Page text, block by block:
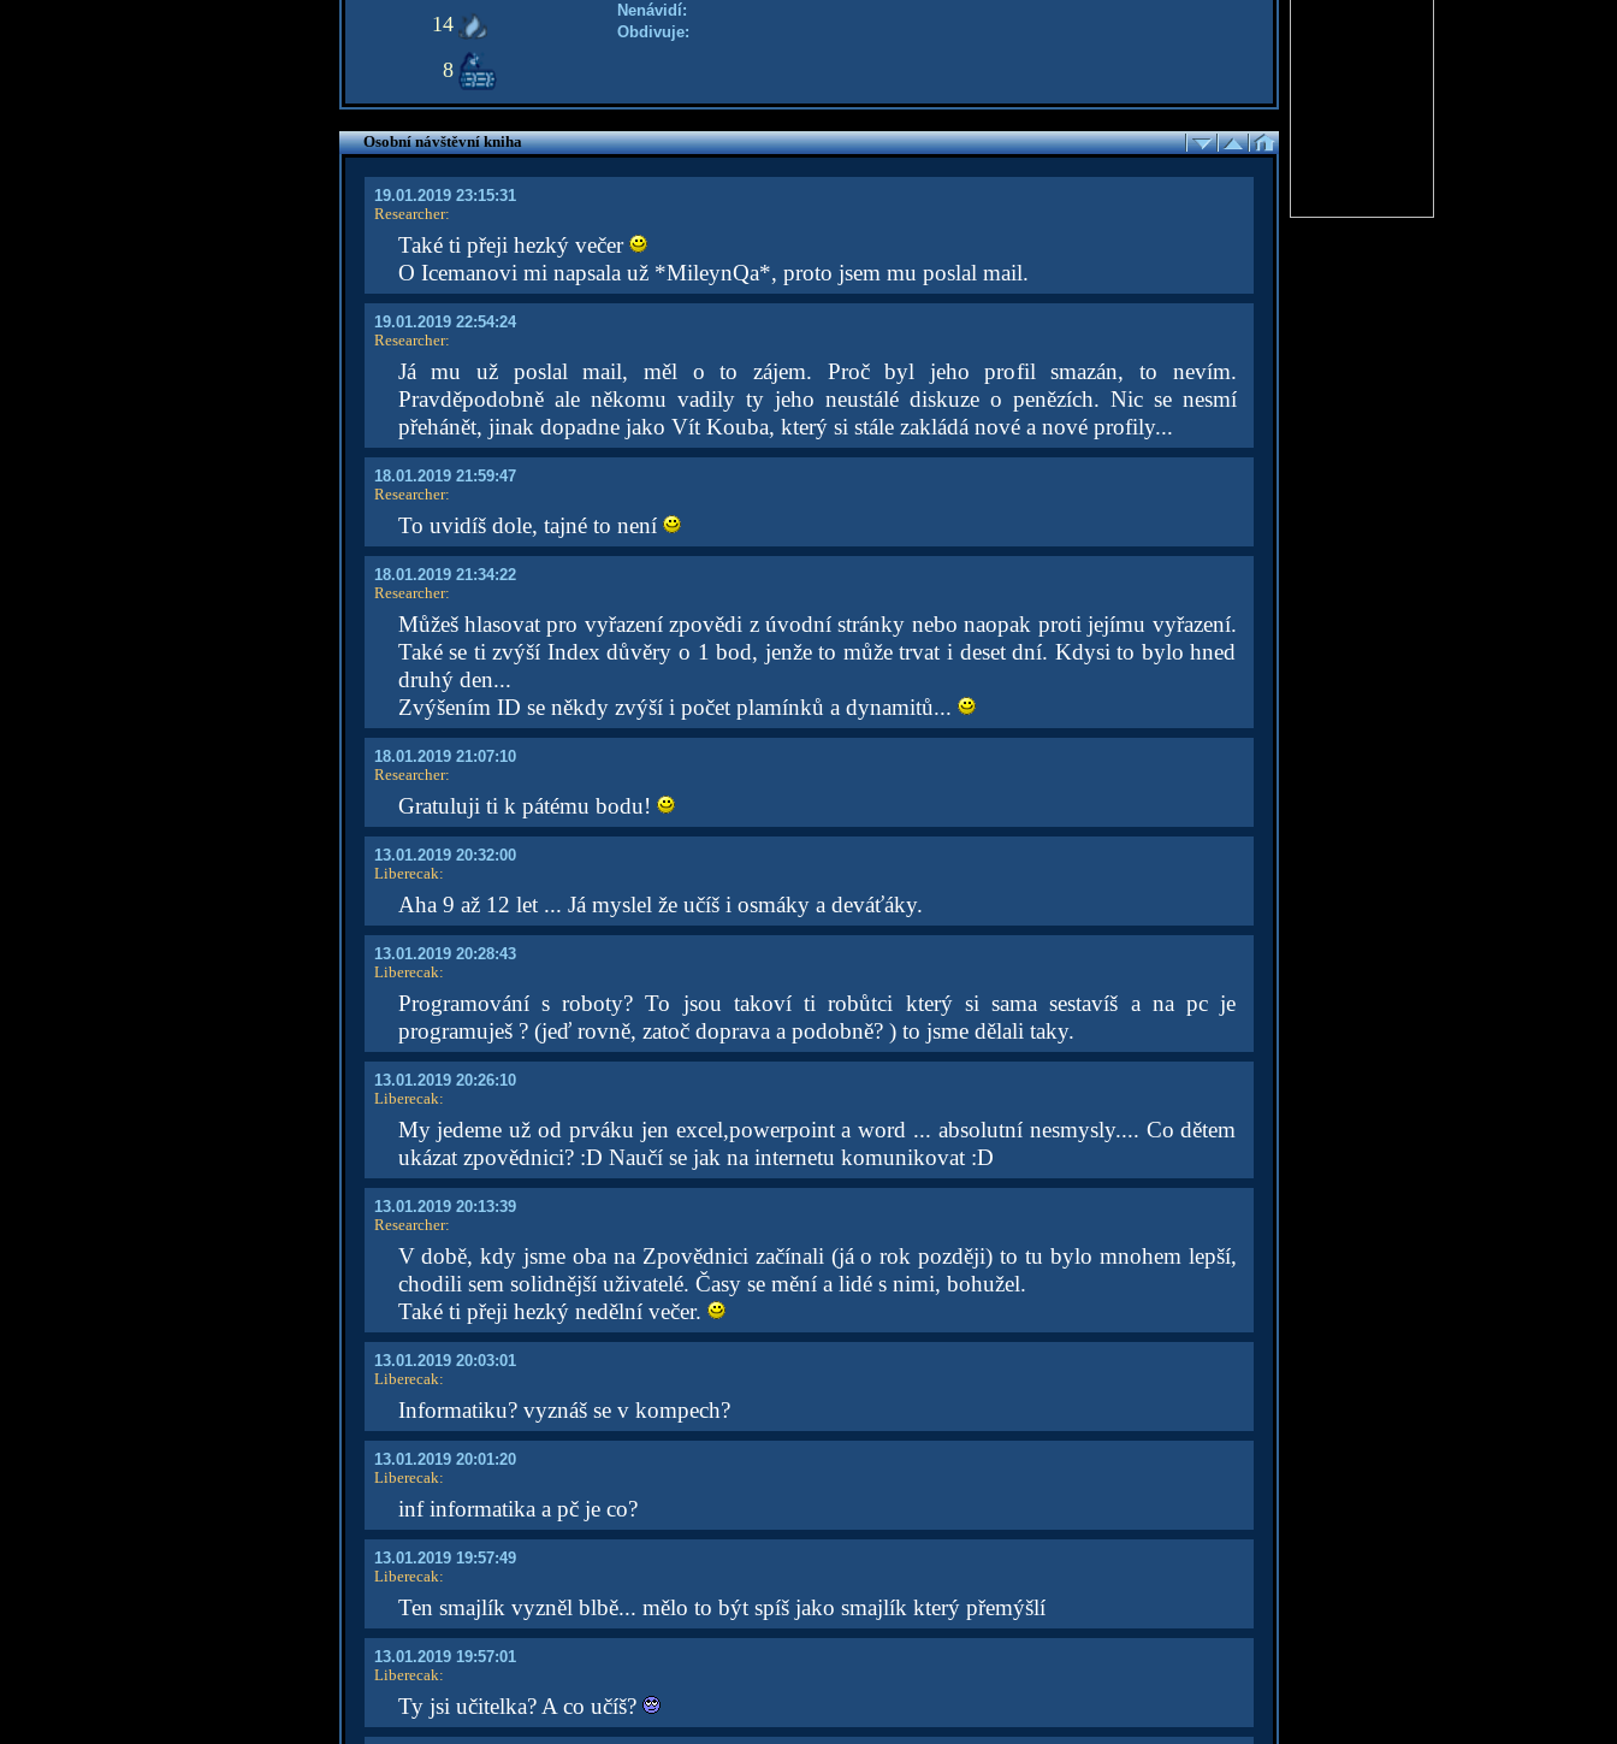
14
8
Nenávidí:
Obdivuje:
Osobní návštěvní kniha
19.01.2019 23:15:31
Researcher:
Také ti přeji hezký večer
O Icemanovi mi napsala už *MileynQa*, proto jsem mu poslal mail.
19.01.2019 22:54:24
Researcher:
Já mu už poslal mail, měl o to zájem. Proč byl jeho profil smazán, to nevím.
Pravděpodobně ale někomu vadily ty jeho neustálé diskuze o penězích. Nic se nesmí
přehánět, jinak dopadne jako Vít Kouba, který si stále zakládá nové a nové profily...
18.01.2019 21:59:47
Researcher:
To uvidíš dole, tajné to není
18.01.2019 21:34:22
Researcher:
Můžeš hlasovat pro vyřazení zpovědi z úvodní stránky nebo naopak proti jejímu vyřazení.
Také se ti zvýší Index důvěry o 1 bod, jenže to může trvat i deset dní. Kdysi to bylo hned
druhý den...
Zvýšením ID se někdy zvýší i počet plamínků a dynamitů...
18.01.2019 21:07:10
Researcher:
Gratuluji ti k pátému bodu!
13.01.2019 20:32:00
Liberecak:
Aha 9 až 12 let ... Já myslel že učíš i osmáky a deváťáky.
13.01.2019 20:28:43
Liberecak:
Programování s roboty? To jsou takoví ti robůtci který si sama sestavíš a na pc je
programuješ ? (jeď rovně, zatoč doprava a podobně? ) to jsme dělali taky.
13.01.2019 20:26:10
Liberecak:
My jedeme už od prváku jen excel,powerpoint a word ... absolutní nesmysly.... Co dětem
ukázat zpovědnici? :D Naučí se jak na internetu komunikovat :D
13.01.2019 20:13:39
Researcher:
V době, kdy jsme oba na Zpovědnici začínali (já o rok později) to tu bylo mnohem lepší,
chodili sem solidnější uživatelé. Časy se mění a lidé s nimi, bohužel.
Také ti přeji hezký nedělní večer.
13.01.2019 20:03:01
Liberecak:
Informatiku? vyznáš se v kompech?
13.01.2019 20:01:20
Liberecak:
inf informatika a pč je co?
13.01.2019 19:57:49
Liberecak:
Ten smajlík vyzněl blbě... mělo to být spíš jako smajlík který přemýšlí
13.01.2019 19:57:01
Liberecak:
Ty jsi učitelka? A co učíš?